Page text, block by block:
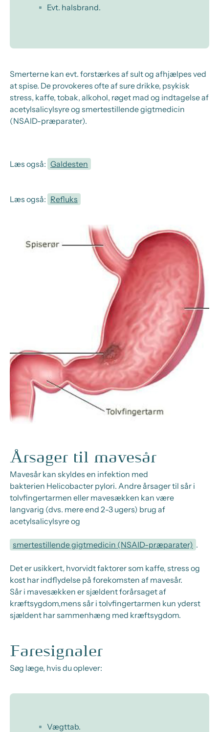
Evt. halsbrand.
Smerterne kan evt. forstærkes af sult og afhjælpes ved
at spise. De provokeres ofte af sure drikke, psykisk
stress, kaffe, tobak, alkohol, røget mad og indtagelse af
acetylsalicylsyre og smertestillende gigtmedicin
(NSAID-præparater).
Læs også: Galdesten
Læs også: Refluks
Årsager til mavesår
Mavesår kan skyldes en infektion med
bakterien Helicobacter pylori. Andre årsager til sår i
tolvfingertarmen eller mavesækken kan være
langvarig (dvs. mere end 2-3 ugers) brug af
acetylsalicylsyre og
smertestillende gigtmedicin (NSAID-præparater) .
Det er usikkert, hvorvidt faktorer som kaffe, stress og
kost har indflydelse på forekomsten af mavesår.
Sår i mavesækken er sjældent forårsaget af
kræftsygdom,mens sår i tolvfingertarmen kun yderst
sjældent har sammenhæng med kræftsygdom.
Faresignaler
Søg læge, hvis du oplever:
Vægttab.